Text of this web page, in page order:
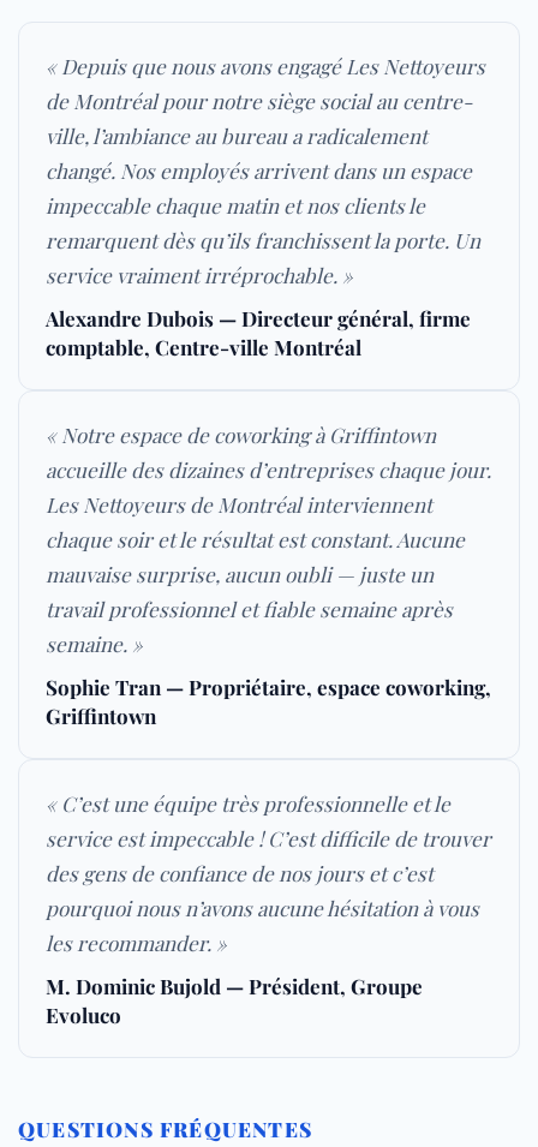
« Depuis que nous avons engagé Les Nettoyeurs
de Montréal pour notre siège social au centre-
ville, l’ambiance au bureau a radicalement
changé. Nos employés arrivent dans un espace
impeccable chaque matin et nos clients le
remarquent dès qu’ils franchissent la porte. Un
service vraiment irréprochable. »
Alexandre Dubois — Directeur général, firme
comptable, Centre-ville Montréal
« Notre espace de coworking à Griffintown
accueille des dizaines d’entreprises chaque jour.
Les Nettoyeurs de Montréal interviennent
chaque soir et le résultat est constant. Aucune
mauvaise surprise, aucun oubli — juste un
travail professionnel et fiable semaine après
semaine. »
Sophie Tran — Propriétaire, espace coworking,
Griffintown
« C’est une équipe très professionnelle et le
service est impeccable ! C’est difficile de trouver
des gens de confiance de nos jours et c’est
pourquoi nous n’avons aucune hésitation à vous
les recommander. »
M. Dominic Bujold — Président, Groupe
Evoluco
QUESTIONS FRÉQUENTES